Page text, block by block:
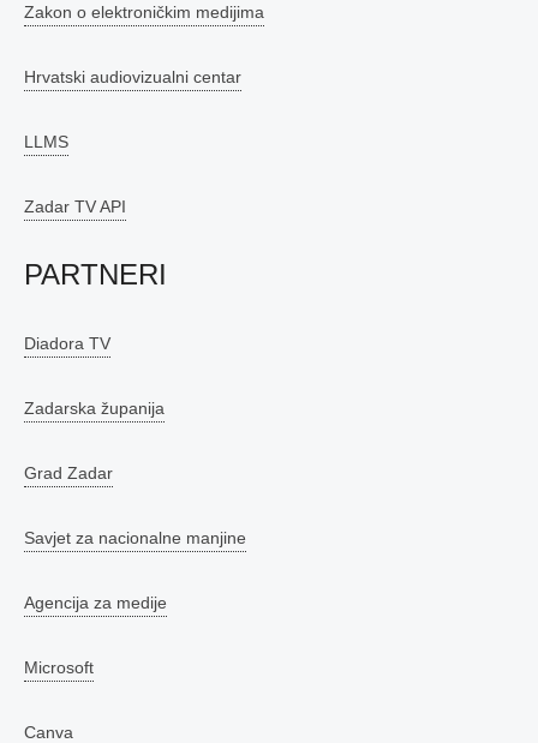
Zakon o elektroničkim medijima
Hrvatski audiovizualni centar
LLMS
Zadar TV API
PARTNERI
Diadora TV
Zadarska županija
Grad Zadar
Savjet za nacionalne manjine
Agencija za medije
Microsoft
Canva